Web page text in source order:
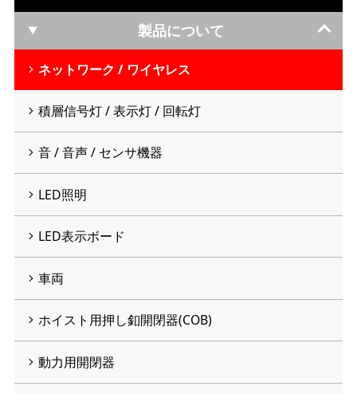
製品について
ネットワーク / ワイヤレス
積層信号灯 / 表示灯 / 回転灯
音 / 音声 / センサ機器
LED照明
LED表示ボード
車両
ホイスト用押し釦開閉器(COB)
動力用開閉器